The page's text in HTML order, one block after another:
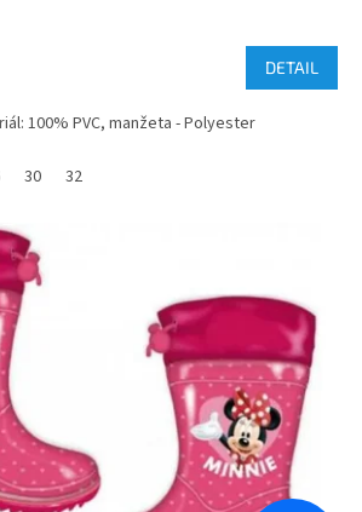
DETAIL
100% PVC, manžeta - Polyester
30 32